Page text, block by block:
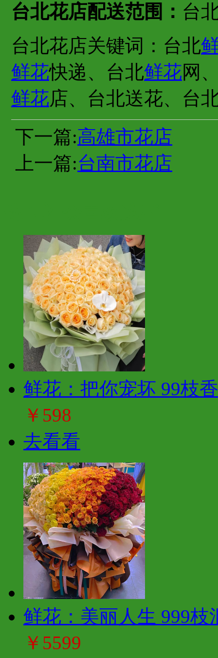
台北花店配送范围： 台
台北花店关键词：台北
鲜花快递、台北鲜花网
鲜花店、台北送花、台
下一篇:高雄市花店
上一篇:台南市花店
鲜花：把你宠坏 99枝
￥598
去看看
鲜花：美丽人生 999枝
￥5599